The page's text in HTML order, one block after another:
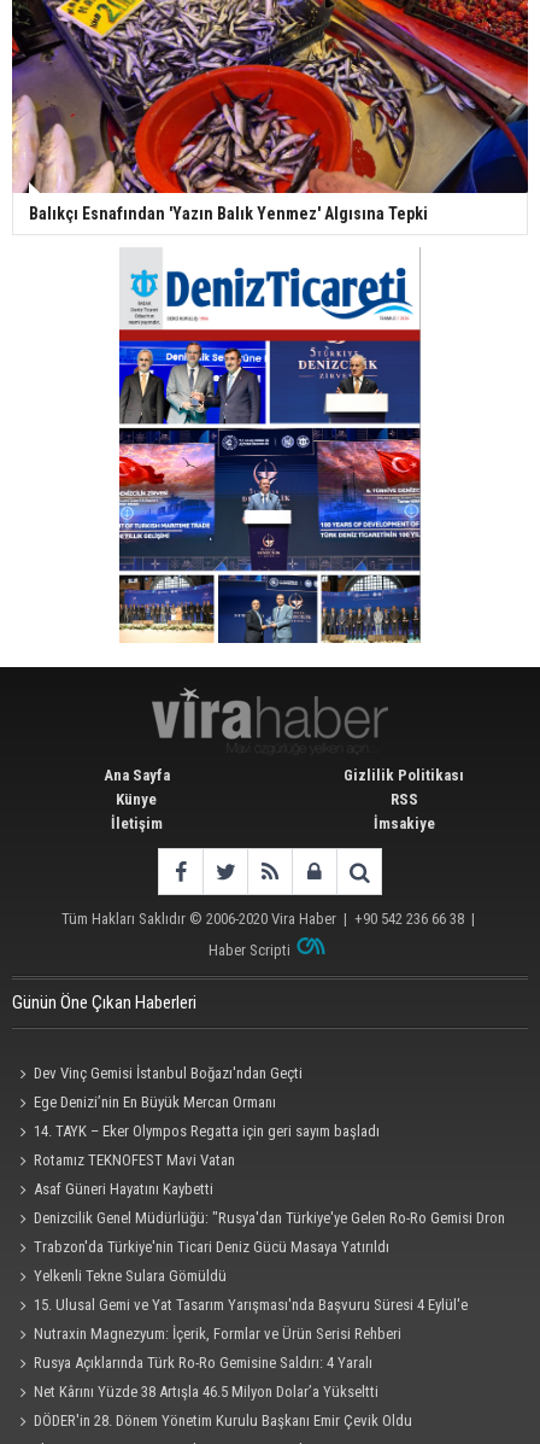
Balıkçı Esnafından 'Yazın Balık Yenmez' Algısına Tepki
Ana Sayfa
Künye
İletişim
Gizlilik Politikası
RSS
İmsakiye
Tüm Hakları Saklıdır © 2006-2020 Vira Haber | +90 542 236 66 38 |
Haber Scripti
Günün Öne Çıkan Haberleri
Dev Vinç Gemisi İstanbul Boğazı'ndan Geçti
Ege Denizi’nin En Büyük Mercan Ormanı
14. TAYK – Eker Olympos Regatta için geri sayım başladı
Rotamız TEKNOFEST Mavi Vatan
Asaf Güneri Hayatını Kaybetti
Denizcilik Genel Müdürlüğü: "Rusya'dan Türkiye'ye Gelen Ro-Ro Gemisi Dron
Saldırısına Uğradı"
Trabzon'da Türkiye'nin Ticari Deniz Gücü Masaya Yatırıldı
Yelkenli Tekne Sulara Gömüldü
15. Ulusal Gemi ve Yat Tasarım Yarışması'nda Başvuru Süresi 4 Eylül'e
Uzatıldı
Nutraxin Magnezyum: İçerik, Formlar ve Ürün Serisi Rehberi
Rusya Açıklarında Türk Ro-Ro Gemisine Saldırı: 4 Yaralı
Net Kârını Yüzde 38 Artışla 46.5 Milyon Dolar’a Yükseltti
DÖDER'in 28. Dönem Yönetim Kurulu Başkanı Emir Çevik Oldu